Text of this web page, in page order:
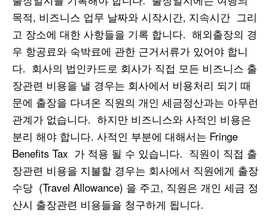
목적, 비즈니스 업무 날짜와 시작시간, 지속시간 그리
고 장소에 대한 사항들을 기록 합니다. 해외출장의 경
우 항공료와 숙박료에 관한 근거서류가 있어야 합니
다. 회사의 법인카드로 회사가 직접 모든 비즈니스 출
장관련 비용을 낼 경우는 회사에서 비용처리 되기 때
문에 출장을 다녀온 직원의 개인 세금정산과는 아무런
관계가 없습니다. 하지만 비즈니스와 사적인 비용은
분리 해야 합니다. 사적인 부분에 대해서는 Fringe
Benefits Tax 가 적용 될 수 있습니다. 직원이 직접 출
장관련 비용을 지불할 경우는 회사에서 직원에게 출장
수당 (Travel Allowance) 을 주고, 직원은 개인 세금 정
산시 출장관련 비용들을 청구하게 됩니다.